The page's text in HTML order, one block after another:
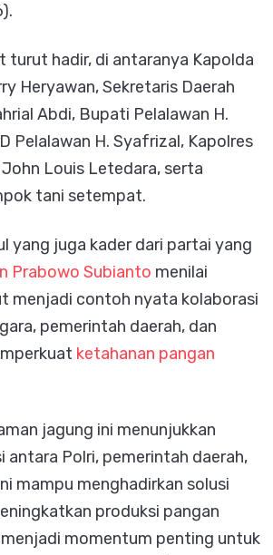
turut hadir, di antaranya Kapolda
Heryawan, Sekretaris Daerah
Abdi, Bupati Pelalawan H.
Pelalawan H. Syafrizal, Kapolres
John Louis Letedara, serta
tani setempat.
yang juga kader dari partai yang
Prabowo Subianto menilai
menjadi contoh nyata kolaborasi
pemerintah daerah, dan
ketahanan pangan
jagung ini menunjukkan
antara Polri, pemerintah daerah,
mampu menghadirkan solusi
produksi pangan
menjadi momentum penting untuk